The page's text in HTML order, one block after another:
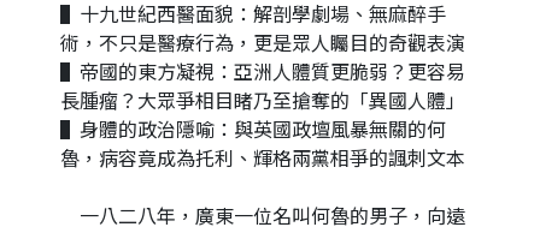
▌十九世紀西醫面貌：解剖學劇場、無麻醉手
術，不只是醫療行為，更是眾人矚目的奇觀表演
▌帝國的東方凝視：亞洲人體質更脆弱？更容易
長腫瘤？大眾爭相目睹乃至搶奪的「異國人體」
▌身體的政治隱喻：與英國政壇風暴無關的何
魯，病容竟成為托利、輝格兩黨相爭的諷刺文本
一八二八年，廣東一位名叫何魯的男子，向遠